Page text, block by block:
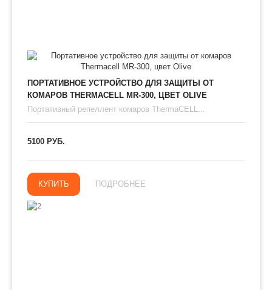
ПОРТАТИВНОЕ УСТРОЙСТВО ДЛЯ ЗАЩИТЫ ОТ
КОМАРОВ THERMAСЕLL MR-300, ЦВЕТ OLIVE
Портативный репеллент комаров ThermaCELL...
5100 РУБ.
КУПИТЬ ПОДРОБНЕЕ